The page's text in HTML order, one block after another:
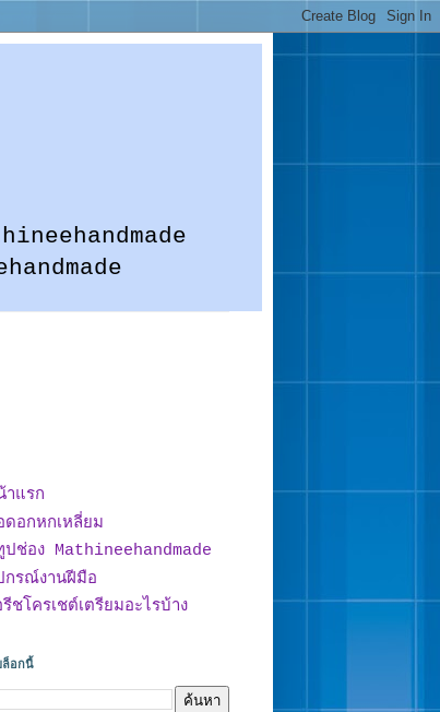
าแรก
ดอกหกเหลี่ยม
ปช่อง Mathineehandmade
กรณ์งานฝีมือ
รีชโครเชต์เตรียมอะไรบ้าง
ล็อกนี้